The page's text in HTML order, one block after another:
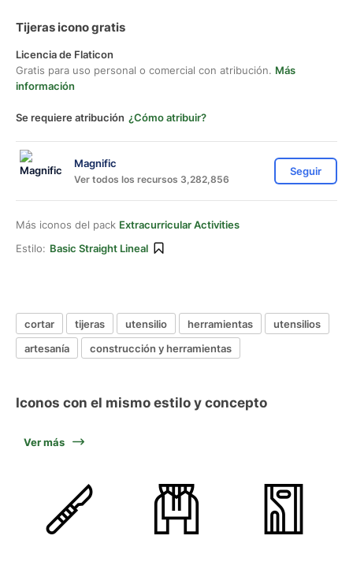
Tijeras icono gratis
Licencia de Flaticon
Gratis para uso personal o comercial con atribución. Más
información
Se requiere atribución ¿Cómo atribuir?
Magnific
Ver todos los recursos 3,282,856
Seguir
Más iconos del pack Extracurricular Activities
Estilo: Basic Straight Lineal
cortar tijeras utensilio herramientas
utensilios
artesanía
construcción y herramientas
Iconos con el mismo estilo y concepto
Ver más